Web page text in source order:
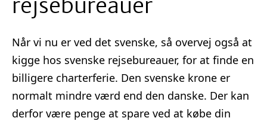
rejsebureauer
Når vi nu er ved det svenske, så overvej også at
kigge hos svenske rejsebureauer, for at finde en
billigere charterferie. Den svenske krone er
normalt mindre værd end den danske. Der kan
derfor være penge at spare ved at købe din